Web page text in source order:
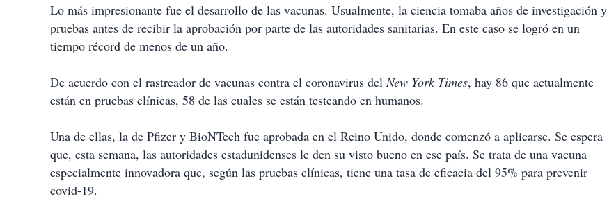
Lo más impresionante fue el desarrollo de las vacunas. Usualmente, la ciencia tomaba años de investigación y
pruebas antes de recibir la aprobación por parte de las autoridades sanitarias. En este caso se logró en un
tiempo récord de menos de un año.
De acuerdo con el rastreador de vacunas contra el coronavirus delNew York Times, hay 86 que actualmente
están en pruebas clínicas, 58 de las cuales se están testeando en humanos.
Una de ellas, la de Pfizer y BioNTech fue aprobada en el Reino Unido, donde comenzó a aplicarse. Se espera
que, esta semana, las autoridades estadunidenses le den su visto bueno en ese país. Se trata de una vacuna
especialmente innovadora que, según las pruebas clínicas, tiene una tasa de eficacia del 95% para prevenir
covid-19.